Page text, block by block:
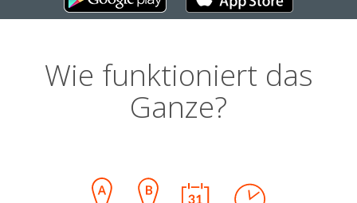
Wie funktioniert das
Ganze?